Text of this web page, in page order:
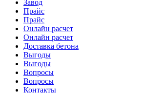
Завод
Прайс
Прайс
Онлайн расчет
Онлайн расчет
Доставка бетона
Выгоды
Выгоды
Вопросы
Вопросы
Контакты